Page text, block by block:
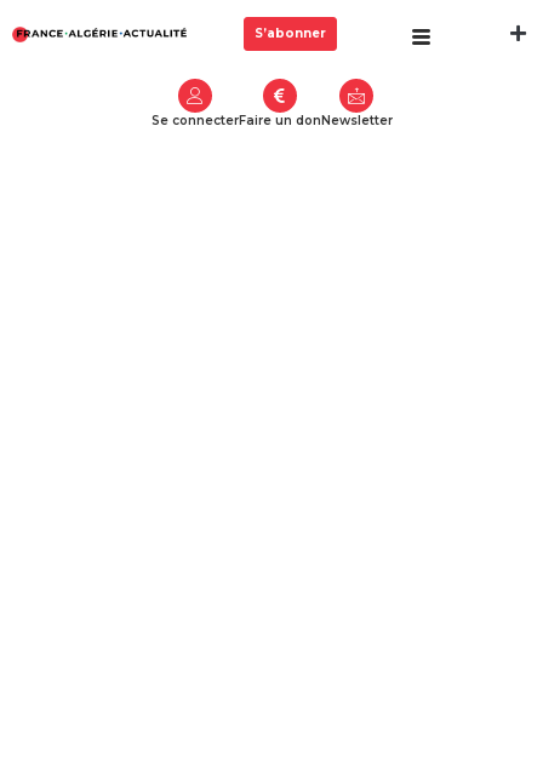
S’abonner
Se connecterFaire un donNewsletter